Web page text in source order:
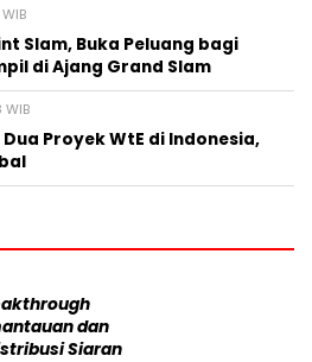
Slam, Buka Peluang bagi
di Ajang Grand Slam
Dua Proyek WtE di Indonesia,
dan
Siaran